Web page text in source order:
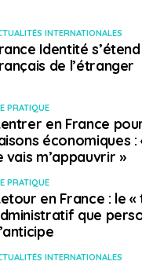
de
par le
demande sont entre
charpentier-
finisseur de
civil, arpenteur
monteur de
scaphandrier,
INTERNATIONALES
Identité
de l’étranger
PRATIQUE
en France
économiques :
vais m’appauvrir »
PRATIQUE
en France : le
que
INTERNATIONALES